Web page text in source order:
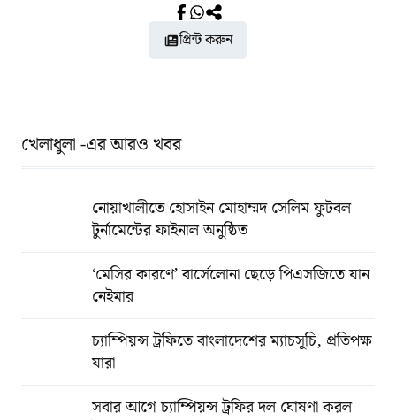
প্রিন্ট করুন
খেলাধুলা -এর আরও খবর
নোয়াখালীতে হোসাইন মোহাম্মদ সেলিম ফুটবল
টুর্নামেন্টের ফাইনাল অনুষ্ঠিত
‘মেসির কারণে’ বার্সেলোনা ছেড়ে পিএসজিতে যান
নেইমার
চ্যাম্পিয়ন্স ট্রফিতে বাংলাদেশের ম্যাচসূচি, প্রতিপক্ষ
যারা
সবার আগে চ্যাম্পিয়ন্স ট্রফির দল ঘোষণা করল